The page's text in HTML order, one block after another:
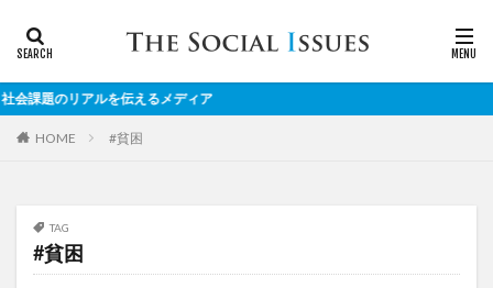
のリアルを伝えるメディア
HOME #貧困
TAG
#貧困